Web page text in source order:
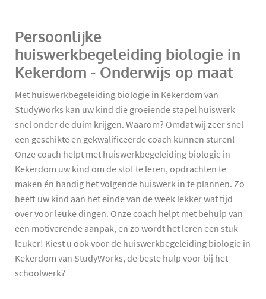
Persoonlijke
huiswerkbegeleiding biologie in
Kekerdom - Onderwijs op maat
Met huiswerkbegeleiding biologie in Kekerdom van
StudyWorks kan uw kind die groeiende stapel huiswerk
snel onder de duim krijgen. Waarom? Omdat wij zeer snel
een geschikte en gekwalificeerde coach kunnen sturen!
Onze coach helpt met huiswerkbegeleiding biologie in
Kekerdom uw kind om de stof te leren, opdrachten te
maken én handig het volgende huiswerk in te plannen. Zo
heeft uw kind aan het einde van de week lekker wat tijd
over voor leuke dingen. Onze coach helpt met behulp van
een motiverende aanpak, en zo wordt het leren een stuk
leuker! Kiest u ook voor de huiswerkbegeleiding biologie in
Kekerdom van StudyWorks, de beste hulp voor bij het
schoolwerk?